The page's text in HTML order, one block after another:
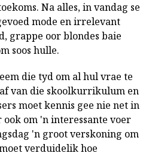
Na alles, in vandag se
mode en irrelevant
grappe oor blondes baie
soos hulle.
die tyd om al hul vrae te
van die skoolkurrikulum en
moet kennis gee nie net in
om 'n interessante voer
'n groot verskoning om
verduidelik hoe